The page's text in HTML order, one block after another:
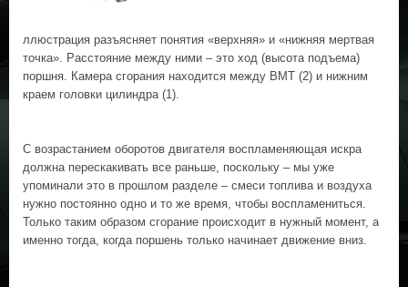
ллюстрация разъясняет понятия «верхняя» и «нижняя мертвая
точка». Расстояние между ними – это ход (высота подъема)
поршня. Камера сгорания находится между ВМТ (2) и нижним
краем головки цилиндра (1).
С возрастанием оборотов двигателя воспламеняющая искра
должна перескакивать все раньше, поскольку – мы уже
упоминали это в прошлом разделе – смеси топлива и воздуха
нужно постоянно одно и то же время, чтобы воспламениться.
Только таким образом сгорание происходит в нужный момент, а
именно тогда, когда поршень только начинает движение вниз.